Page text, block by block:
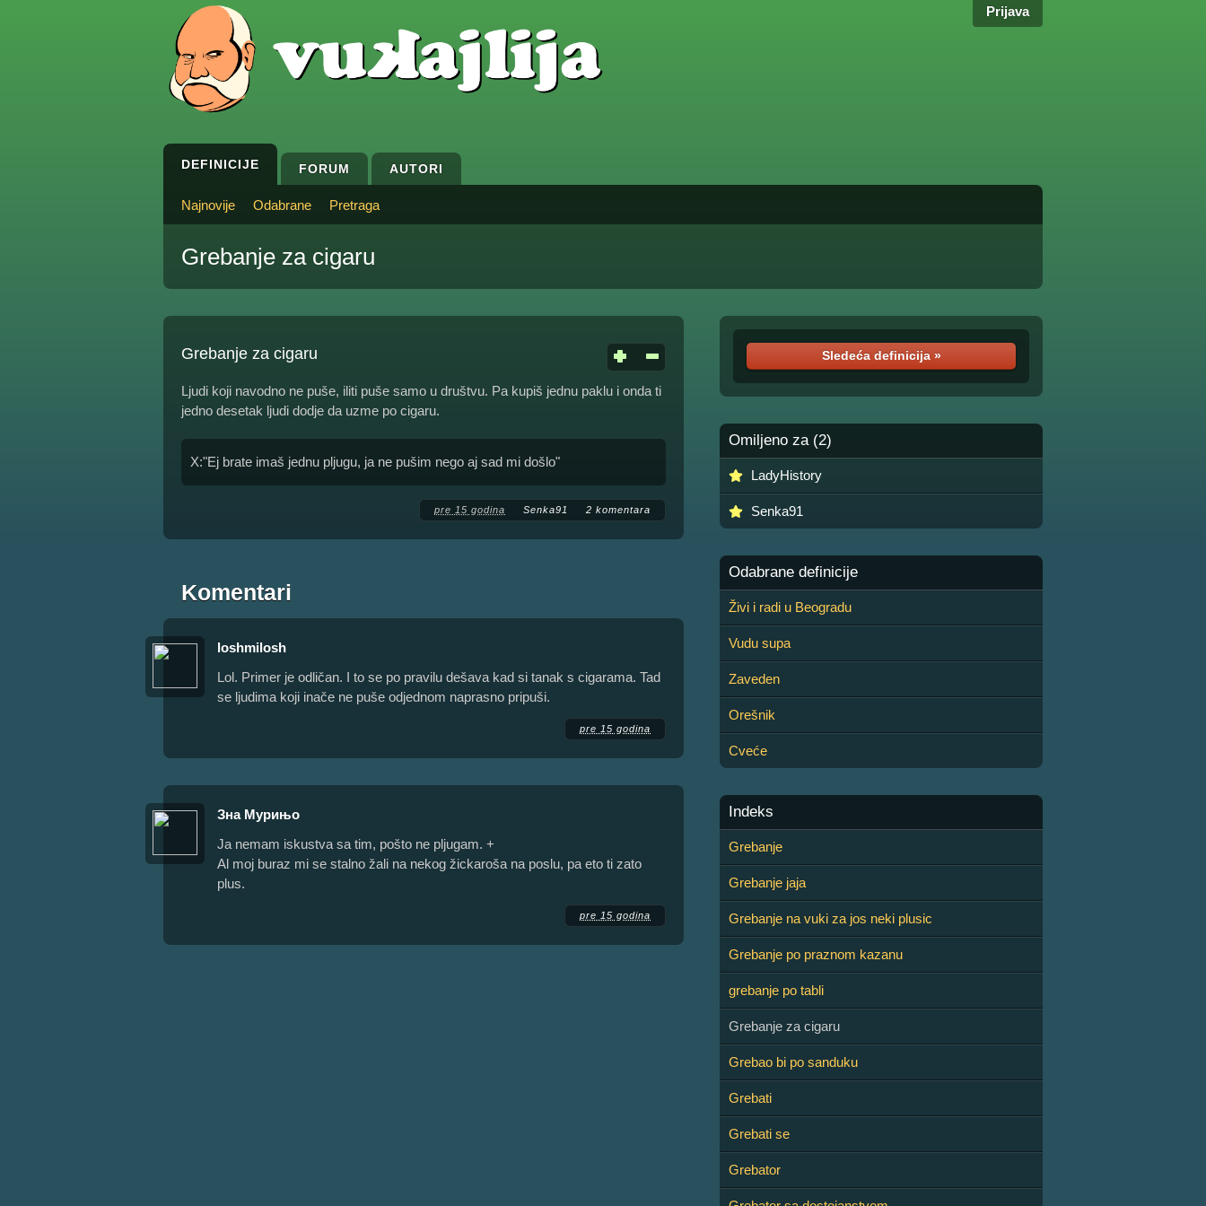
Prijava
DEFINICIJE FORUM AUTORI
Najnovije Odabrane Pretraga
Grebanje za cigaru
Grebanje za cigaru
Ljudi koji navodno ne puše, iliti puše samo u društvu. Pa kupiš jednu paklu i onda ti
jedno desetak ljudi dodje da uzme po cigaru.
X:"Ej brate imaš jednu pljugu, ja ne pušim nego aj sad mi došlo"
pre 15 godina Senka91 2 komentara
Komentari
loshmilosh
Lol. Primer je odličan. I to se po pravilu dešava kad si tanak s cigarama. Tad
se ljudima koji inače ne puše odjednom naprasno pripuši.
pre 15 godina
Зна Мурињо
Ja nemam iskustva sa tim, pošto ne pljugam. +
Al moj buraz mi se stalno žali na nekog žickaroša na poslu, pa eto ti zato
plus.
pre 15 godina
Sledeća definicija »
Omiljeno za (2)
LadyHistory
Senka91
Odabrane definicije
Živi i radi u Beogradu
Vudu supa
Zaveden
Orešnik
Cveće
Indeks
Grebanje
Grebanje jaja
Grebanje na vuki za jos neki plusic
Grebanje po praznom kazanu
grebanje po tabli
Grebanje za cigaru
Grebao bi po sanduku
Grebati
Grebati se
Grebator